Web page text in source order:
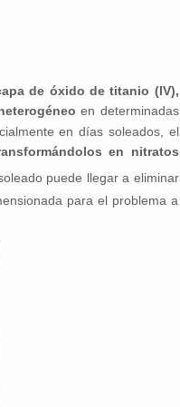
de óxido de titanio (IV),
en determinadas
en días soleados, el
en nitratos
puede llegar a eliminar
para el problema a